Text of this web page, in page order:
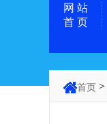
网 站
首 页
首页 >